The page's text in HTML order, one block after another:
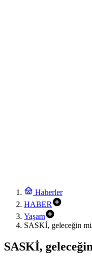
Haberler
HABER
Yaşam
SASKİ, geleceğin
SASKİ,